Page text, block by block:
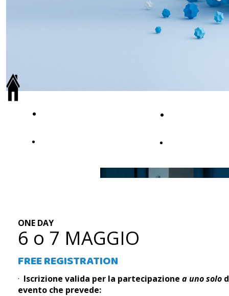
ONE DAY
6 o 7 MAGGIO
FREE REGISTRATION
· Iscrizione valida per la partecipazione a uno solo
evento che prevede: